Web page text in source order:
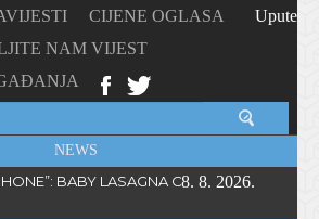
CIJENE OGLASA
NAM VIJEST
Upute
NEWS
BABY LASAGNA OBJAVIO NOVI
8. 8. 2026.